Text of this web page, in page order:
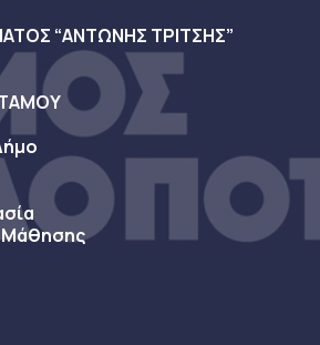
“ΑΝΤΩΝΗΣ ΤΡΙΤΣΗΣ”
Μάθησης